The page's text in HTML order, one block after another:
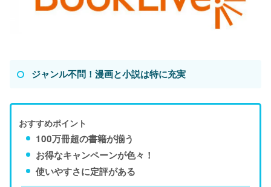
ジャンル不問！漫画と小説は特に充実
おすすめポイント
100万冊超の書籍が揃う
お得なキャンペーンが色々！
使いやすさに定評がある